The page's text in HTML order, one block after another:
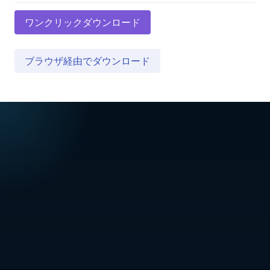
ワンクリックダウンロード
ブラウザ経由でダウンロード